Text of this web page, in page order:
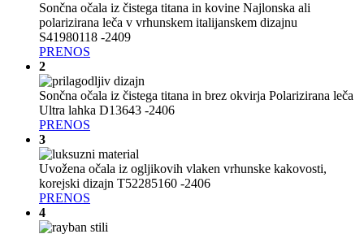
Sončna očala iz čistega titana in kovine Najlonska ali
polarizirana leča v vrhunskem italijanskem dizajnu
S41980118 -2409
PRENOS
2
Sončna očala iz čistega titana in brez okvirja Polarizirana leča
Ultra lahka D13643 -2406
PRENOS
3
Uvožena očala iz ogljikovih vlaken vrhunske kakovosti,
korejski dizajn T52285160 -2406
PRENOS
4